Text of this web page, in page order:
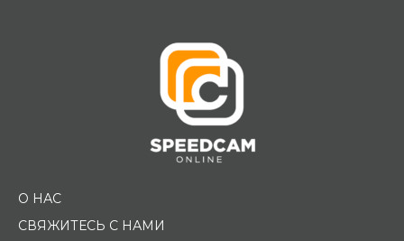
О НАС
СВЯЖИТЕСЬ С НАМИ